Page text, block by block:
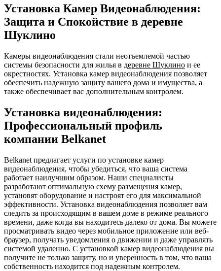
Установка Камер Видеонаблюдения:
Защита и Спокойствие в деревне
Шуклино
Камеры видеонаблюдения стали неотъемлемой частью
системы безопасности для жилья в деревне Шуклино и ее
окрестностях. Установка камер видеонаблюдения позволяет
обеспечить надежную защиту вашего дома и имущества, а
также обеспечивает вас дополнительным контролем.
Установка видеонаблюдения:
Профессиональный профиль
компании Belkanet
Belkanet предлагает услуги по установке камер
видеонаблюдения, чтобы убедиться, что ваша система
работает наилучшим образом. Наши специалисты
разработают оптимальную схему размещения камер,
установят оборудование и настроят его для максимальной
эффективности. Установка видеонаблюдения позволяет вам
следить за происходящим в вашем доме в режиме реального
времени, даже когда вы находитесь далеко от дома. Вы можете
просматривать видео через мобильное приложение или веб-
браузер, получать уведомления о движении и даже управлять
системой удаленно. С установкой камер видеонаблюдения вы
получите не только защиту, но и уверенность в том, что ваша
собственность находится под надежным контролем.